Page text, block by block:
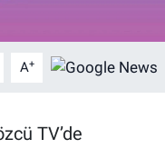
A+
TV’de